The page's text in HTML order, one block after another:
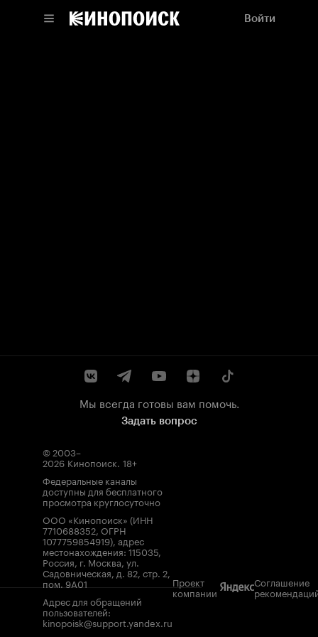
Войти
Мы всегда готовы вам помочь.
Задать вопрос
© 2003–
2026 Кинопоиск. 18+
Федеральные каналы
доступны для бесплатного
просмотра круглосуточно
ООО «Кинопоиск» (ИНН
7710688352, ОГРН
1077759854919), адрес
местонахождения: 115035,
Россия, г. Москва, ул.
Садовническая, д. 82, стр. 2,
пом. 9А01
Адрес для обращений
пользователей:
kinopoisk@support.yandex.ru
Проект
компании
Соглашение